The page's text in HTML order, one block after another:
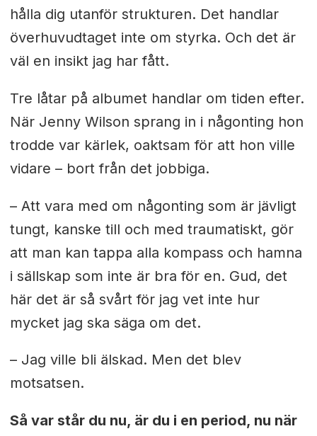
hålla dig utanför strukturen. Det handlar
överhuvudtaget inte om styrka. Och det är
väl en insikt jag har fått.
Tre låtar på albumet handlar om tiden efter.
När Jenny Wilson sprang in i någonting hon
trodde var kärlek, oaktsam för att hon ville
vidare – bort från det jobbiga.
– Att vara med om någonting som är jävligt
tungt, kanske till och med traumatiskt, gör
att man kan tappa alla kompass och hamna
i sällskap som inte är bra för en. Gud, det
här det är så svårt för jag vet inte hur
mycket jag ska säga om det.
– Jag ville bli älskad. Men det blev
motsatsen.
Så var står du nu, är du i en period, nu när